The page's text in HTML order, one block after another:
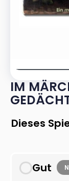
IM
Dieses
Gut